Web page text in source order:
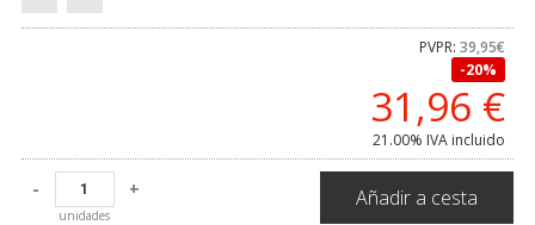
PVPR:39,95€
20%
31,96 €
21.00% IVA incluido
-
unidades
+ Añadir a cesta